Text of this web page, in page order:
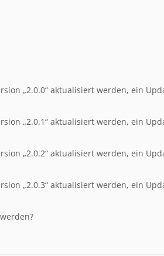
„2.0.0“ aktualisiert werden, ein
„2.0.1“ aktualisiert werden, ein
„2.0.2“ aktualisiert werden, ein
„2.0.3“ aktualisiert werden, ein